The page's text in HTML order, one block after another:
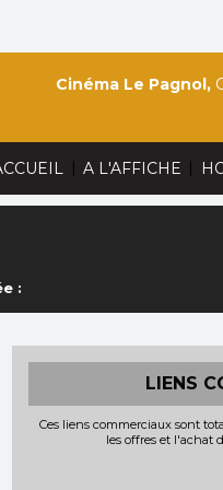
| A L'AFFICHE |
Cinéma Le Pagnol,
:
LIENS
Ces liens commerciaux sont
les offres et l'achat